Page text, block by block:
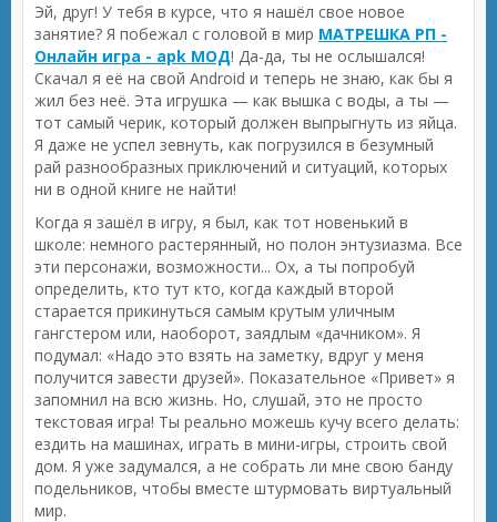
Эй, друг! У тебя в курсе, что я нашёл свое новое
занятие? Я побежал с головой в мир МАТРЕШКА РП -
Онлайн игра - apk МОД! Да-да, ты не ослышался!
Скачал я её на свой Android и теперь не знаю, как бы я
жил без неё. Эта игрушка — как вышка с воды, а ты —
тот самый черик, который должен выпрыгнуть из яйца.
Я даже не успел зевнуть, как погрузился в безумный
рай разнообразных приключений и ситуаций, которых
ни в одной книге не найти!
Когда я зашёл в игру, я был, как тот новенький в
школе: немного растерянный, но полон энтузиазма. Все
эти персонажи, возможности... Ох, а ты попробуй
определить, кто тут кто, когда каждый второй
старается прикинуться самым крутым уличным
гангстером или, наоборот, заядлым «дачником». Я
подумал: «Надо это взять на заметку, вдруг у меня
получится завести друзей». Показательное «Привет» я
запомнил на всю жизнь. Но, слушай, это не просто
текстовая игра! Ты реально можешь кучу всего делать:
ездить на машинах, играть в мини-игры, строить свой
дом. Я уже задумался, а не собрать ли мне свою банду
подельников, чтобы вместе штурмовать виртуальный
мир.